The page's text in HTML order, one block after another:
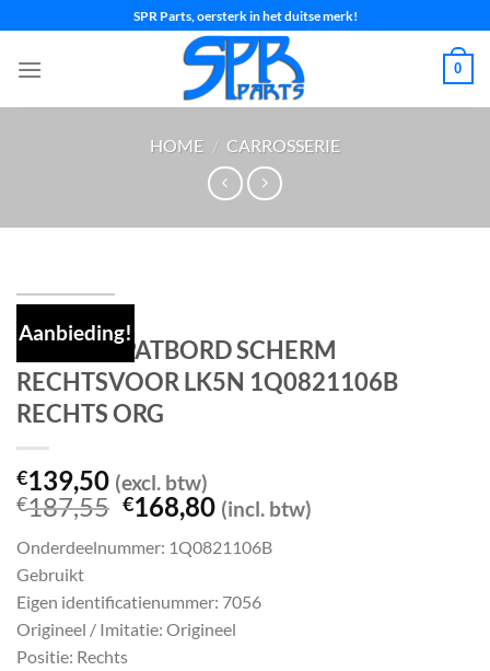
inhoud
SPR Parts, oersterk in het duitse merk!
0
HOME / CARROSSERIE
Aanbieding!
Vw EOS SPATBORD SCHERM
RECHTSVOOR LK5N 1Q0821106B
RECHTS ORG
€139,50 (excl. btw)
€187,55 Oorspronkelijke
was:
€168,80Huidige
prijs
is:
(incl. btw)
Onderdeelnummer: 1Q0821106B
Gebruikt
Eigen identificatienummer: 7056
Origineel / Imitatie: Origineel
Positie: Rechts